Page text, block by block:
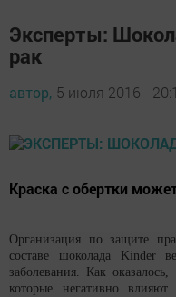
Эксперты:
рак
автор, 5 июля 2016 -
Краска с обертки
Организация по защите
составе шоколада Kinder
заболевания. Как
которые негативно